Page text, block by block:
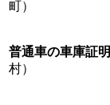
町）
普通車の車庫証
村）